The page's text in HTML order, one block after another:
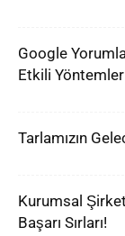
Google
Etkili Yöntemler
Tarlamızın
Kurumsal
Başarı Sırları!